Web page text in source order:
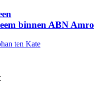
binnen ABN Amro
ten Kate